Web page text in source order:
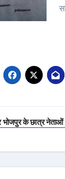
के छात्र नेताओं